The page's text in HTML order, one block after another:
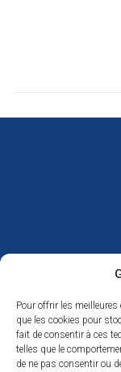
Pour offrir les
que les cookies pour
fait de consentir à ces
telles que le
de ne pas consentir ou
Hôtel de
Place Armand
44480 Donges
02 40 45 79
Horaires
Du lundi au